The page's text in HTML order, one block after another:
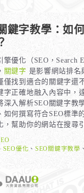
鍵字教學：如
擎優化（SEO，Search
關鍵字 是影響網站排名
僅找到適合的關鍵字還
字正確地融入內容中，
深入解析SEO關鍵字教
如何撰寫符合SEO標準
，幫助你的網站在搜尋
SEO優化 、 SEO關鍵字教學 、